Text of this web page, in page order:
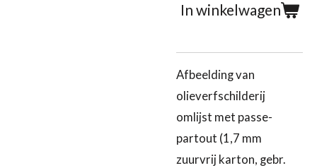
In winkelwagen
Afbeelding van
olieverfschilderij
omlijst met passe-
partout (1,7 mm
zuurvrij karton, gebr.